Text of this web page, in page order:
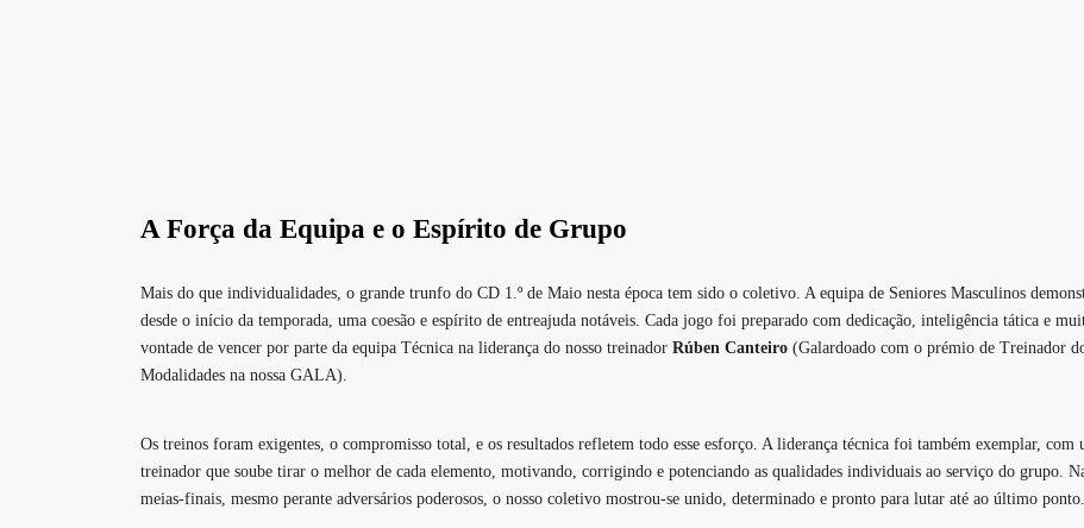
A Força da Equipa e o Espírito de Grupo
Mais do que individualidades, o grande trunfo do CD 1.º de Maio nesta época tem sido o coletivo. A equipa de Seniores Masculinos
desde o início da temporada, uma coesão e espírito de entreajuda notáveis. Cada jogo foi preparado com dedicação, inteligência tática e
vontade de vencer por parte da equipa Técnica na liderança do nosso treinador Rúben Canteiro(Galardoado com o prémio de Treinador
Modalidades na nossa GALA).
Os treinos foram exigentes, o compromisso total, e os resultados refletem todo esse esforço. A liderança técnica foi também exemplar, com
treinador que soube tirar o melhor de cada elemento, motivando, corrigindo e potenciando as qualidades individuais ao serviço do grupo.
meias-finais, mesmo perante adversários poderosos, o nosso coletivo mostrou-se unido, determinado e pronto para lutar até ao último ponto.